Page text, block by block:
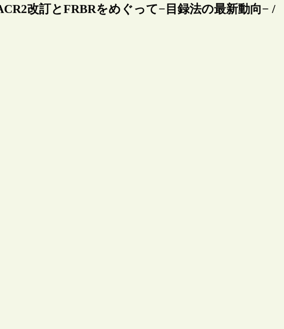
改訂とFRBRをめぐって−目録法の最新動向− /